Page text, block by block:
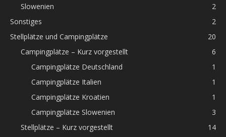
Slowenien
2
Sonstiges
2
Stellplätze und Campingplätze
20
Campingplätze – Kurz vorgestellt
6
Campingplätze Deutschland
1
Campingplätze Italien
1
Campingplätze Kroatien
1
Campingplätze Slowenien
3
Stellplätze – Kurz vorgestellt
14